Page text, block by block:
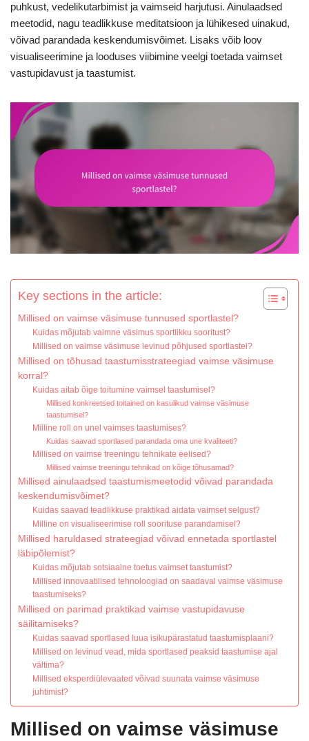
puhkust, vedelikutarbimist ja vaimseid harjutusi. Ainulaadsed
meetodid, nagu teadlikkuse meditatsioon ja lühikesed uinakud,
võivad parandada keskendumisvõimet. Lisaks võib loov
visualiseerimine ja looduses viibimine veelgi toetada vaimset
vastupidavust ja taastumist.
Key sections in the article:
Millised on vaimse väsimuse tunnused sportlastel?
Kuidas mõjutab vaimne väsimus sportlikku sooritust?
Millised on vaimse väsimuse levinud põhjused sportlastel?
Millised on tõhusad taastumisstrateegiad vaimse väsimuse
korral?
Kuidas aitab õige toitumine vaimsel taastumisel?
Millised konkreetsed toitained on kasulikud vaimse väsimuse
taastumisel?
Milline roll on unel vaimses taastumises?
Kuidas saavad sportlased parandada oma une kvaliteeti?
Millised on vaimse treeningu tehnikate eelised?
Millised vaimse treeningu tehnikad on kõige tõhusamad?
Millised ainulaadsed taastumismeetodid võivad parandada
keskendumisvõimet?
Kuidas saavad teadlikkuse praktikad aidata vaimset selgust?
Milline on visualiseerimise roll soorituse parandamisel?
Millised haruldased strateegiad võivad ennetada sportlastel
läbipõlemist?
Kuidas mõjutab sotsiaalne toetus vaimset taastumist?
Millised innovaatilised tehnoloogiad on saadaval vaimse väsimuse
taastumiseks?
Millised on parimad praktikad vaimse vastupidavuse
säilitamiseks?
Kuidas saavad sportlased luua isikupärastatud taastumisplaani?
Millised on levinud vead, mida sportlased peaksid taastumise ajal
vältima?
Millised eksperdiülevaated võivad suunata vaimse väsimuse
juhtimist?
Millised on vaimse väsimuse